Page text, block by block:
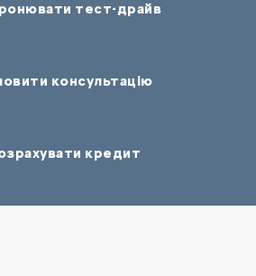
тест-драйв
консультацію
кредит